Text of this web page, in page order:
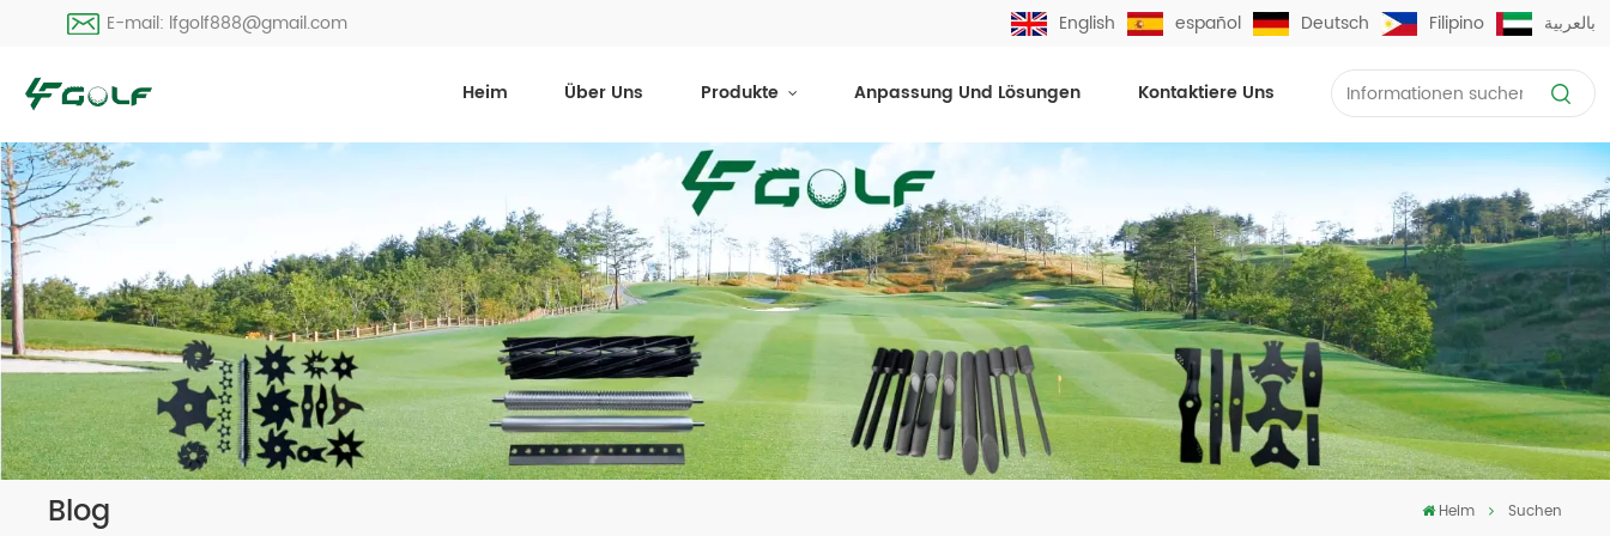
E-mail: lfgolf888@gmail.com English español Deutsch Filipino بالعربية
Heim Über Uns Produkte Anpassung Und Lösungen Kontaktiere Uns
Blog Heim Suchen